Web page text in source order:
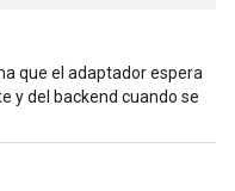
que el adaptador espera
y del backend cuando se